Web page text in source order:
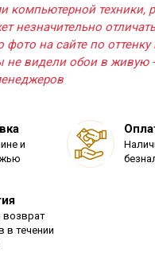
компьютерной техники,
незначительно
фото на сайте по оттенку
не видели обои в живую -
и
возврат
в течении